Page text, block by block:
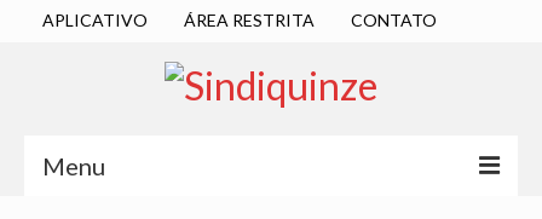
APLICATIVO ÁREA RESTRITA CONTATO
Menu